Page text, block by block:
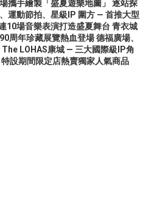
攜手繪製「盛夏遊樂地圖」 逐站探
運動節拍、星級IP 圍方 — 首推大型
10場音樂表演打造盛夏舞台 青衣城
周年珍藏展覽熱血登場 德福廣場、
LOHAS康城 — 三大國際級IP角
設期間限定店熱賣獨家人氣商品